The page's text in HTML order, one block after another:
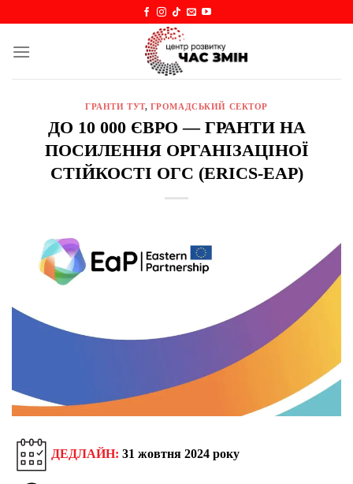
content
ГРАНТИ ТУТ, ГРОМАДСЬКИЙ СЕКТОР
ДО 10 000 ЄВРО — ГРАНТИ НА
ПОСИЛЕННЯ ОРГАНІЗАЦІНОЇ
СТІЙКОСТІ ОГС (ERICS-EAP)
ДЕДЛАЙН: 31 жовтня 2024 року